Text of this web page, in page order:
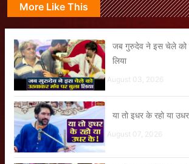
More Like This
जब गुरुदेव ने इस चेले को
लिया
August 03, 2026
या तो इधर के रहो या
August 07, 2026